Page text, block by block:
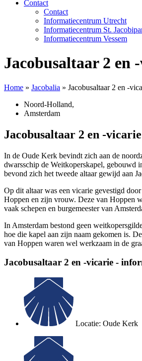
Contact
Contact
Informatiecentrum Utrecht
Informatiecentrum St.
Informatiecentrum Vessem
Jacobusaltaar 2 en
Home » Jacobalia » Jacobusaltaar 2 en -
Noord-Holland,
Amsterdam
Jacobusaltaar 2 en -
In de Oude Kerk bevindt zich aan de
dwarsschip de Weitkoperskapel, gebouwd
bevond zich het tweede altaar gewijd aan
Op dit altaar was een vicarie gevestigd
Hoppen en zijn vrouw. Deze van Hoppen
vaak schepen en burgemeester van
In Amsterdam bestond geen
hoe die kapel aan zijn naam gekomen is.
van Hoppen waren wel werkzaam in de
Jacobusaltaar 2 en -vicarie -
Locatie: Oude Kerk